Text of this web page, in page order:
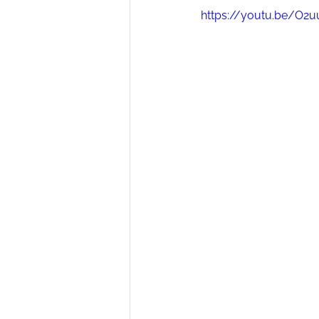
https://youtu.be/